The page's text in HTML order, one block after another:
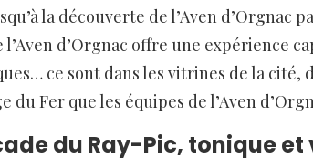
la découverte de l’Aven d’Orgnac
l’Aven d’Orgnac offre une expérience
ce sont dans les vitrines de la cité,
du Fer que les équipes de l’Aven
du Ray-Pic, tonique